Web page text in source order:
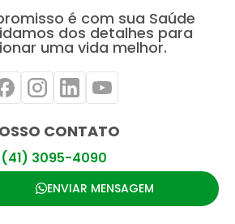
é com sua Saúde
dos detalhes para
uma vida melhor.
CONTATO
(41) 3095-4090
ENVIAR MENSAGEM